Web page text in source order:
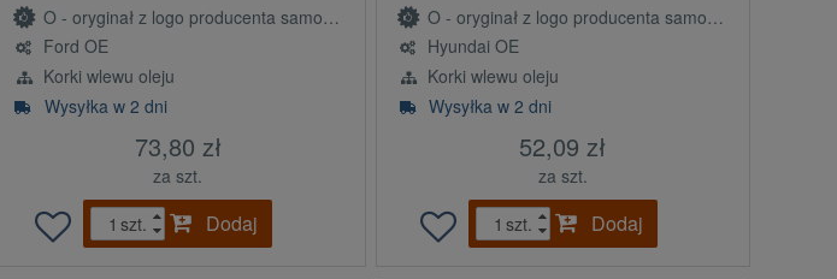
O - oryginał z logo producenta samochodu (OE)
Ford OE
Korki wlewu oleju
Wysyłka w 2 dni
73,80 zł
za szt.
szt.
Dodaj
O - oryginał z logo producenta samochodu (OE)
Hyundai OE
Korki wlewu oleju
Wysyłka w 2 dni
52,09 zł
za szt.
szt.
Dodaj